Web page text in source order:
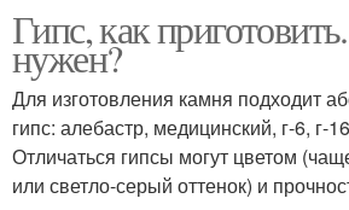
Гипс, как
нужен?
Для изготовления камня подходит
гипс: алебастр, медицинский, г-6, г-
Отличаться гипсы могут цветом
или светло-серый оттенок) и